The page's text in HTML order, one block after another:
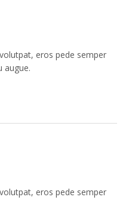
eros pede semper
augue.
eros pede semper